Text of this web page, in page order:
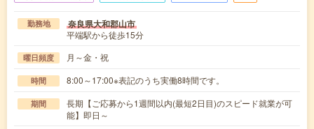
勤務地 奈良県大和郡山市
平端駅から徒歩15分
曜日頻度 月～金・祝
時間 8:00～17:00※表記のうち実働8時間です。
期間
長期【ご応募から1週間以内(最短2日目)のスピード就業が可
能】即日～